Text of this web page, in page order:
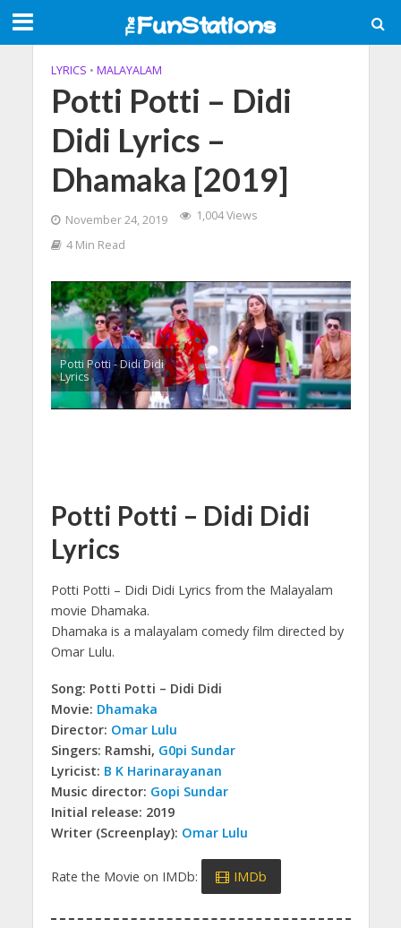
LYRICS • MALAYALAM
Potti Potti – Didi
Didi Lyrics –
Dhamaka [2019]
November 24, 2019
1,004 Views
4 Min Read
Potti Potti - Didi Didi
Lyrics
Potti Potti – Didi Didi
Lyrics
Potti Potti – Didi Didi Lyrics from the Malayalam
movie Dhamaka.
Dhamaka is a malayalam comedy film directed by
Omar Lulu.
Song: Potti Potti – Didi Didi
Movie: Dhamaka
Director: Omar Lulu
Singers: Ramshi, G0pi Sundar
Lyricist: B K Harinarayanan
Music director: Gopi Sundar
Initial release: 2019
Writer (Screenplay): Omar Lulu
Rate the Movie on IMDb: IMDb